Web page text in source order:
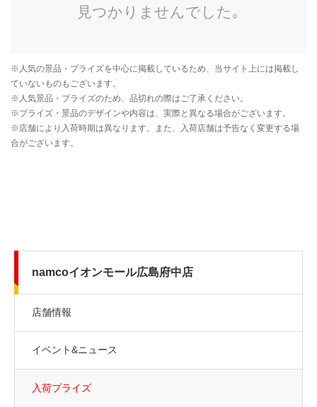
namcoイオンモール広島府中店
店舗情報
イベント&ニュース
入荷プライズ